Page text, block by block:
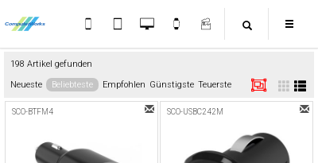
198 Artikel gefunden
Neueste Beliebteste Empfohlen Günstigste Teuerste
SCO-BTFM4 SCO-USBC242M